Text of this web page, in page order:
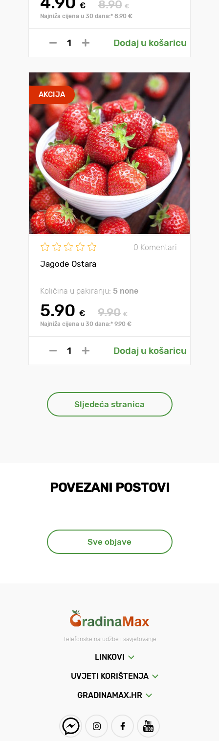
€ 8.90 €
Najniža cijena u 30 dana:* 8.90 €
Dodaj u košaricu
AKCIJA
0 Komentari
Jagode Ostara
Količina u pakiranju: 5 none
5.90 € 9.90 €
Najniža cijena u 30 dana:* 9.90 €
Dodaj u košaricu
Sljedeća stranica
POVEZANI POSTOVI
Sve objave
Telefonske narudžbe i savjetovanje
LINKOVI
UVJETI KORIŠTENJA
GRADINAMAX.HR